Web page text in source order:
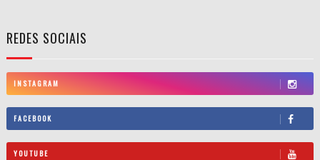
REDES SOCIAIS
INSTAGRAM
FACEBOOK
YOUTUBE